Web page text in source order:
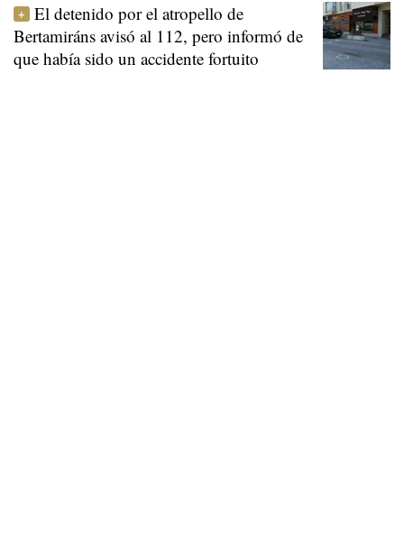
El detenido por el atropello de
Bertamiráns avisó al 112, pero informó de
que había sido un accidente fortuito